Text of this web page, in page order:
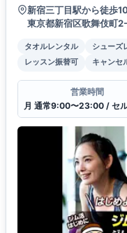
新宿三丁目駅から徒歩
東京都新宿区歌舞伎町
タオルレンタル シューズ
レッスン振替可
キャンセ
営業時間